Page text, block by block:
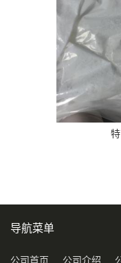
导航菜单
公司首页 公司介绍